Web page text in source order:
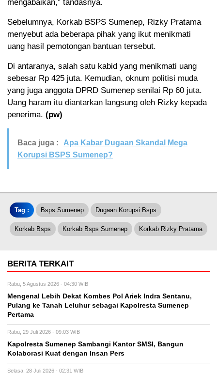
mengabaikan,” tandasnya.
Sebelumnya, Korkab BSPS Sumenep, Rizky Pratama
menyebut ada beberapa pihak yang ikut menikmati
uang hasil pemotongan bantuan tersebut.
Di antaranya, salah satu kabid yang menikmati uang
sebesar Rp 425 juta. Kemudian, oknum politisi muda
yang juga anggota DPRD Sumenep senilai Rp 60 juta.
Uang haram itu diantarkan langsung oleh Rizky kepada
penerima. (pw)
Baca juga :
Apa Kabar Dugaan Skandal Mega
Korupsi BSPS Sumenep?
Tag : Bsps Sumenep Dugaan Korupsi Bsps
Korkab Bsps Korkab Bsps Sumenep Korkab Rizky Pratama
BERITA TERKAIT
Rabu, 5 Agustus 2026 - 04:30 WIB
Mengenal Lebih Dekat Kombes Pol Ariek Indra Sentanu,
Pulang ke Tanah Leluhur sebagai Kapolresta Sumenep
Pertama
Rabu, 29 Juli 2026 - 09:03 WIB
Kapolresta Sumenep Sambangi Kantor SMSI, Bangun
Kolaborasi Kuat dengan Insan Pers
Selasa, 28 Juli 2026 - 02:31 WIB